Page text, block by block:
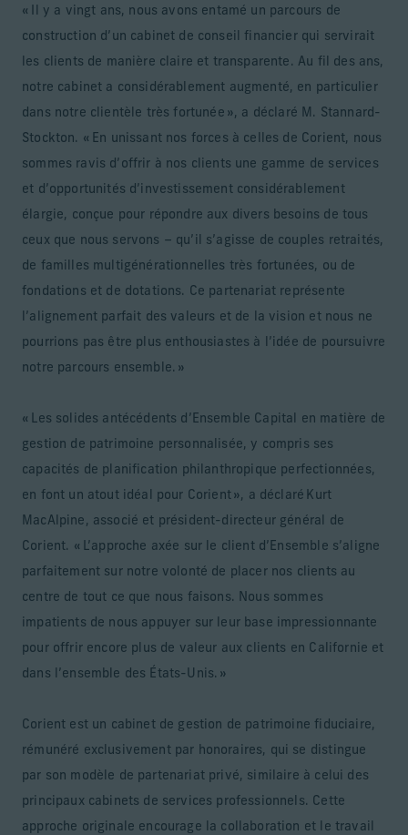
« Il y a vingt ans, nous avons entamé un parcours de
construction d’un cabinet de conseil financier qui servirait
les clients de manière claire et transparente. Au fil des ans,
notre cabinet a considérablement augmenté, en particulier
dans notre clientèle très fortunée », a déclaré M. Stannard-
Stockton. « En unissant nos forces à celles de Corient, nous
sommes ravis d’offrir à nos clients une gamme de services
et d’opportunités d’investissement considérablement
élargie, conçue pour répondre aux divers besoins de tous
ceux que nous servons – qu’il s’agisse de couples retraités,
de familles multigénérationnelles très fortunées, ou de
fondations et de dotations. Ce partenariat représente
l’alignement parfait des valeurs et de la vision et nous ne
pourrions pas être plus enthousiastes à l’idée de poursuivre
notre parcours ensemble. »
« Les solides antécédents d’Ensemble Capital en matière de
gestion de patrimoine personnalisée, y compris ses
capacités de planification philanthropique perfectionnées,
en font un atout idéal pour Corient », a déclaré Kurt
MacAlpine, associé et président-directeur général de
Corient. « L’approche axée sur le client d’Ensemble s’aligne
parfaitement sur notre volonté de placer nos clients au
centre de tout ce que nous faisons. Nous sommes
impatients de nous appuyer sur leur base impressionnante
pour offrir encore plus de valeur aux clients en Californie et
dans l’ensemble des États-Unis. »
Corient est un cabinet de gestion de patrimoine fiduciaire,
rémunéré exclusivement par honoraires, qui se distingue
par son modèle de partenariat privé, similaire à celui des
principaux cabinets de services professionnels. Cette
approche originale encourage la collaboration et le travail